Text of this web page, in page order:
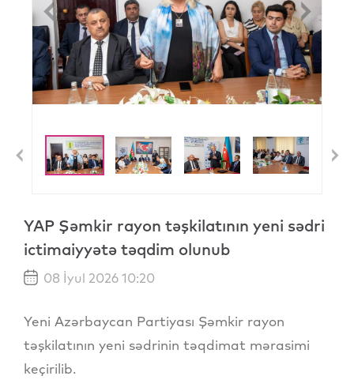
Previous
Previous
YAP Şəmkir rayon təşkilatının yeni sədri
ictimaiyyətə təqdim olunub
08 İyul 2026 10:20
Yeni Azərbaycan Partiyası Şəmkir rayon
təşkilatının yeni sədrinin təqdimat mərasimi
keçirilib.